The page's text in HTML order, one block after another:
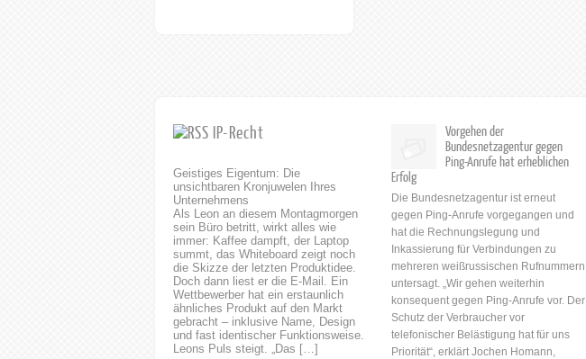
juristischer Kenntnisse sind
erforderlich für den optimalen
Unsere Antwälte sowie
Patentanwälte können für Sie
vor den zuständigen Ämtern
oder Gerichten einen
bestmöglich Schutz für Ihre
Innovationen erzielen. horak.
RECHTSANWÄLTE
FACHANWÄLTE
PATENTANWÄLTE
Kontaktieren Sie uns für eine
erste Beratung. ( Kontakt )
IP-Recht
Geistiges Eigentum: Die
unsichtbaren Kronjuwelen Ihres
Unternehmens
Als Leon an diesem Montagmorgen
sein Büro betritt, wirkt alles wie
immer: Kaffee dampft, der Laptop
summt, das Whiteboard zeigt noch
die Skizze der letzten Produktidee.
Doch dann liest er die E-Mail. Ein
Wettbewerber hat ein erstaunlich
ähnliches Produkt auf den Markt
gebracht – inklusive Name, Design
und fast identischer Funktionsweise.
Leons Puls steigt. „Das […]
Vorgehen der
Bundesnetzagentur gegen
Ping-Anrufe hat erheblichen
Erfolg
Die Bundesnetzagentur ist erneut
gegen Ping-Anrufe vorgegangen und
hat die Rechnungslegung und
Inkassierung für Verbindungen zu
mehreren weißrussischen Rufnummern
untersagt. „Wir gehen weiterhin
konsequent gegen Ping-Anrufe vor. Der
Schutz der Verbraucher vor
telefonischer Belästigung hat für uns
Priorität“, erklärt Jochen Homann,